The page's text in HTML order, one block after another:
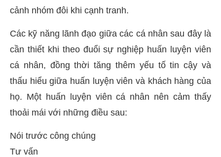
cảnh nhóm đôi khi cạnh tranh.
Các kỹ năng lãnh đạo giữa các cá nhân sau đây là
cần thiết khi theo đuổi sự nghiệp huấn luyện viên
cá nhân, đồng thời tăng thêm yếu tố tin cậy và
thấu hiểu giữa huấn luyện viên và khách hàng của
họ. Một huấn luyện viên cá nhân nên cảm thấy
thoải mái với những điều sau:
Nói trước công chúng
Tư vấn